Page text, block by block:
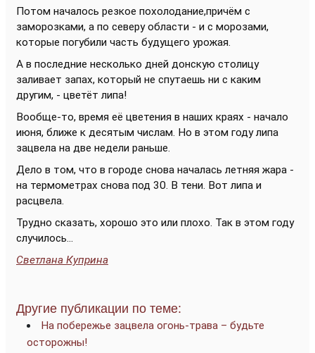
Потом началось резкое похолодание,причём с
заморозками, а по северу области - и с морозами,
которые погубили часть будущего урожая.
А в последние несколько дней донскую столицу
заливает запах, который не спутаешь ни с каким
другим, - цветёт липа!
Вообще-то, время её цветения в наших краях - начало
июня, ближе к десятым числам. Но в этом году липа
зацвела на две недели раньше.
Дело в том, что в городе снова началась летняя жара -
на термометрах снова под 30. В тени. Вот липа и
расцвела.
Трудно сказать, хорошо это или плохо. Так в этом году
случилось...
Светлана Куприна
Другие публикации по теме:
На побережье зацвела огонь-трава – будьте
осторожны!